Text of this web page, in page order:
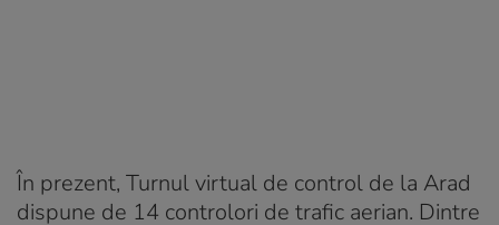
În prezent, Turnul virtual de control de la Arad
dispune de 14 controlori de trafic aerian. Dintre